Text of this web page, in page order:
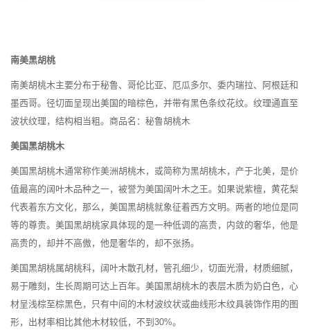
南美黑胡桃
南美胡桃木主要分布于秘鲁、哥伦比亚、厄瓜多尔、委内瑞拉、阿根廷和
墨西哥。径切面呈现出美国的暗棕色，并带有黑色条纹花纹。纹理通直至
波状纹理，结构相当粗。商品名：秘鲁胡桃木
美国黑胡桃木
美国黑胡桃木通常称作美洲胡桃木，或简称为黑胡桃木，产于北美，是价
值最高的阔叶木品种之一，被誉为美国阔叶木之王。如果说紫檀，黄花梨
代表着东方文化，那么，美国黑胡桃就象征着西方文明。两者的地位是同
等的尊贵。美国黑胡桃家具体现的是一种低调的高贵，内敛的奢华，他是
高贵的，却并不高傲，他是奢华的，却不张扬。
美国黑胡桃属胡桃科，阔叶木散孔材，管孔细少，切面光滑，材质细腻，
易于雕刻，生长周期可达上百年。美国黑胡桃木的表层木质为奶白色，心
材呈浅棕至棕黑色，只有中间的木材波纹状或曲线形木纹具装饰作用的图
形，出材率相比其他木材较低，不到30%。